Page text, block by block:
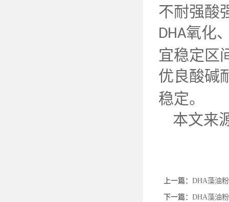
不耐强酸
DHA氧化
宜稳定区
优良酸碱
稳定。
本文来
上一篇： DHA藻油
下一篇： DHA藻油